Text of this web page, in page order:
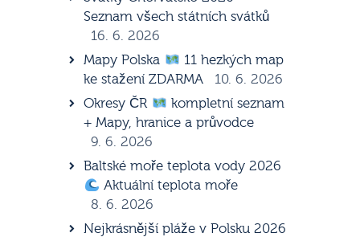
Seznam všech státních svátků
16. 6. 2026
Mapy Polska
11 hezkých map
ke stažení ZDARMA
10. 6. 2026
Okresy ČR
kompletní seznam
+ Mapy, hranice a průvodce
9. 6. 2026
Baltské moře teplota vody 2026
Aktuální teplota moře
8. 6. 2026
Nejkrásnější pláže v Polsku 2026